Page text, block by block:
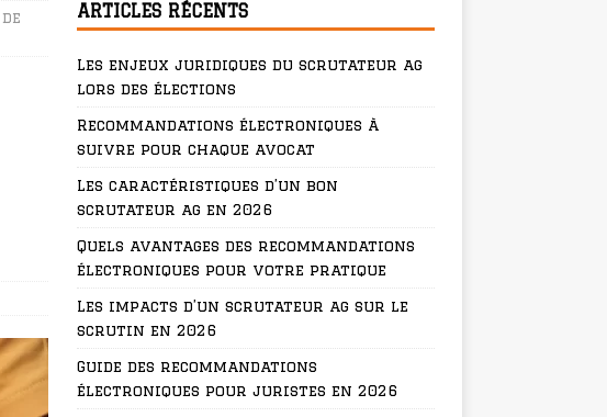
ARTICLES RÉCENTS
Les enjeux juridiques du scrutateur ag
lors des élections
Recommandations électroniques à
suivre pour chaque avocat
Les caractéristiques d’un bon
scrutateur ag en 2026
Quels avantages des recommandations
électroniques pour votre pratique
Les impacts d’un scrutateur ag sur le
scrutin en 2026
Guide des recommandations
électroniques pour juristes en 2026